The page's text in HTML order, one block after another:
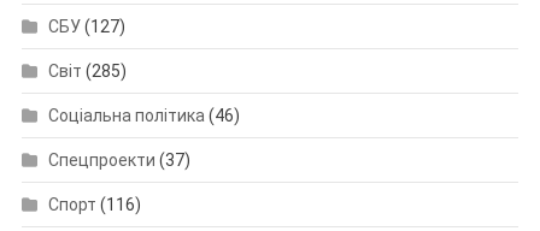
СБУ(127)
Світ (285)
Соціальна політика (46)
Спецпроекти (37)
Спорт (116)